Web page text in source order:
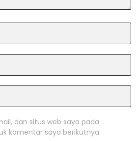
dan situs web saya pada
komentar saya berikutnya.